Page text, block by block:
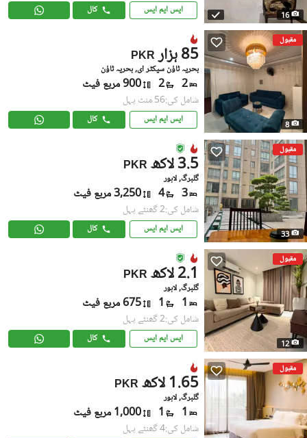
16 ایس ایم ایس کال
مقبول
8
PKR 85 ہزار
بحریہ ٹاؤن سیکٹر ای, بحریہ ٹاؤن
2
2 900 مربع فیٹ
شامل کی:56 منٹ پہل
ایس ایم ایس کال
مقبول
33
PKR 3.5 لاکھ
گلبرگ, لاہور
3
4 3,250 مربع فیٹ
شامل کی:2 گھنٹے پہل
ایس ایم ایس کال
مقبول
12
PKR 2.1 لاکھ
گلبرگ, لاہور
1
1 675 مربع فیٹ
شامل کی:2 گھنٹے پہل
ایس ایم ایس کال
مقبول
PKR 1.65 لاکھ
گلبرگ, لاہور
1
1 1,000 مربع فیٹ
شامل کی:4 گھنٹے پہل